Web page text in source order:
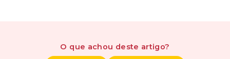
O que achou deste artigo?